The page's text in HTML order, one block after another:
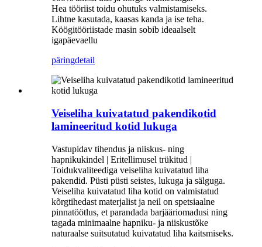
Hea tööriist toidu ohutuks valmistamiseks.
Lihtne kasutada, kaasas kanda ja ise teha.
Köögitööriistade masin sobib ideaalselt
igapäevaellu
päringdetail
Veiseliha kuivatatud pakendikotid
lamineeritud kotid lukuga
Vastupidav tihendus ja niiskus- ning
hapnikukindel | Eritellimusel trükitud |
Toidukvaliteediga veiseliha kuivatatud liha
pakendid. Püsti püsti seistes, lukuga ja sälguga.
Veiseliha kuivatatud liha kotid on valmistatud
kõrgtihedast materjalist ja neil on spetsiaalne
pinnatöötlus, et parandada barjääriomadusi ning
tagada minimaalne hapniku- ja niiskustõke
naturaalse suitsutatud kuivatatud liha kaitsmiseks.